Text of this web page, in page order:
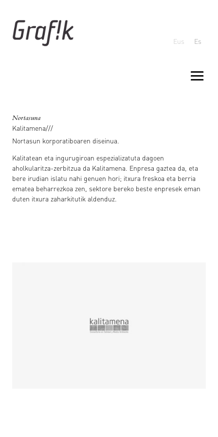
Eus Es
Nortasuna
Kalitamena///
Nortasun korporatiboaren diseinua.
Kalitatean eta ingurugiroan espezializatuta dagoen
aholkularitza-zerbitzua da Kalitamena. Enpresa gaztea da, eta
bere irudian islatu nahi genuen hori; itxura freskoa eta berria
ematea beharrezkoa zen, sektore bereko beste enpresek eman
duten itxura zaharkitutik aldenduz.